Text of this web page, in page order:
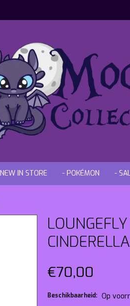
IN STORE - POKÉMON -
€70,00
Beschikbaarheid: Op